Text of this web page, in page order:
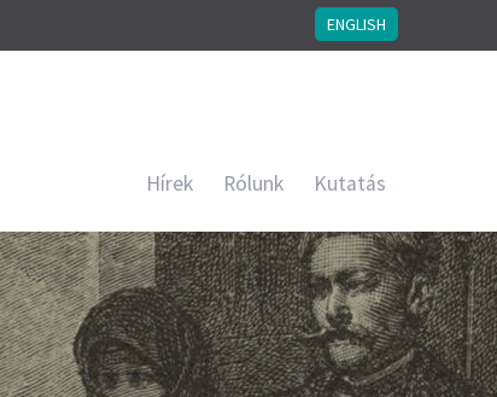
ENGLISH
Hírek Rólunk Kutatás